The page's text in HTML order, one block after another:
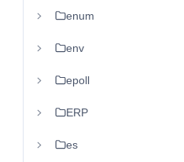
enum
env
epoll
ERP
es